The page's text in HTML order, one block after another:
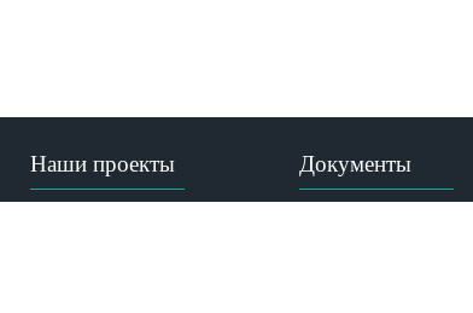
Наши проекты Документы